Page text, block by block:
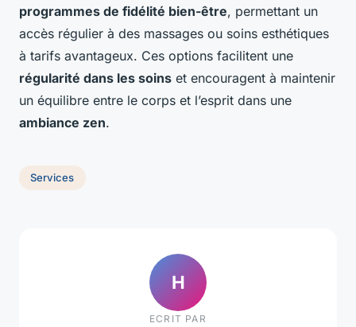
programmes de fidélité bien-être, permettant un
accès régulier à des massages ou soins esthétiques
à tarifs avantageux. Ces options facilitent une
régularité dans les soins et encouragent à maintenir
un équilibre entre le corps et l’esprit dans une
ambiance zen.
Services
H
ECRIT PAR